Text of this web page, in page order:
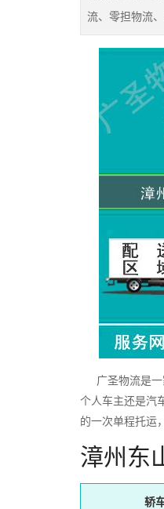
流、零担物流
广圣物流是一
个人车主还是汽
的一次单程托运
漳州东
轿